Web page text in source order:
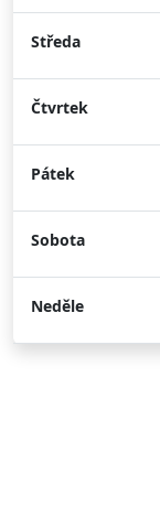
Středa
Čtvrtek
Pátek
Sobota
Neděle